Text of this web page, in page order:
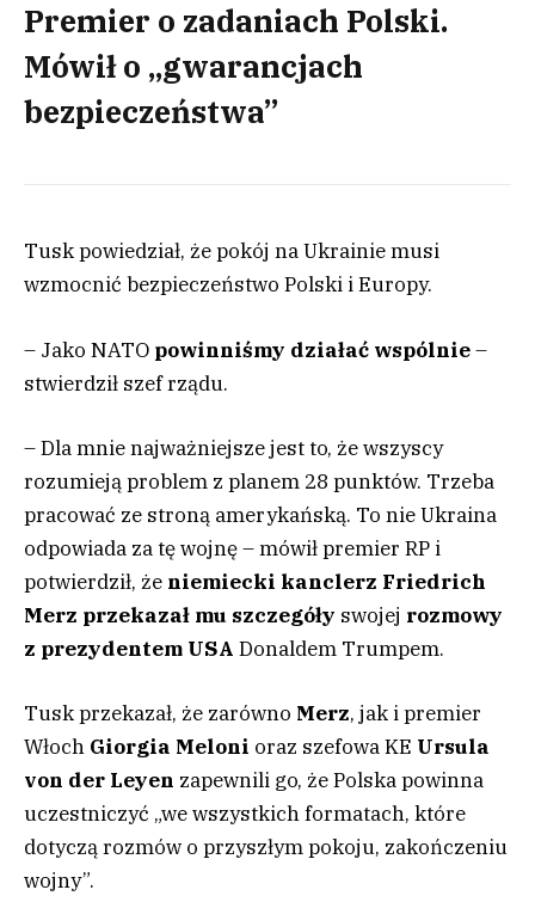
Premier o zadaniach Polski.
Mówił o „gwarancjach
bezpieczeństwa”
Tusk powiedział, że pokój na Ukrainie musi
wzmocnić bezpieczeństwo Polski i Europy.
– Jako NATO powinniśmy działać wspólnie–
stwierdził szef rządu.
– Dla mnie najważniejsze jest to, że wszyscy
rozumieją problem z planem 28 punktów. Trzeba
pracować ze stroną amerykańską. To nie Ukraina
odpowiada za tę wojnę – mówił premier RP i
potwierdził, że niemiecki kanclerz Friedrich
Merz przekazał mu szczegóły swojej rozmowy
z prezydentem USA Donaldem Trumpem.
Tusk przekazał, że zarówno Merz, jak i premier
Włoch Giorgia Meloni oraz szefowa KE Ursula
von der Leyen zapewnili go, że Polska powinna
uczestniczyć „we wszystkich formatach, które
dotyczą rozmów o przyszłym pokoju, zakończeniu
wojny”.